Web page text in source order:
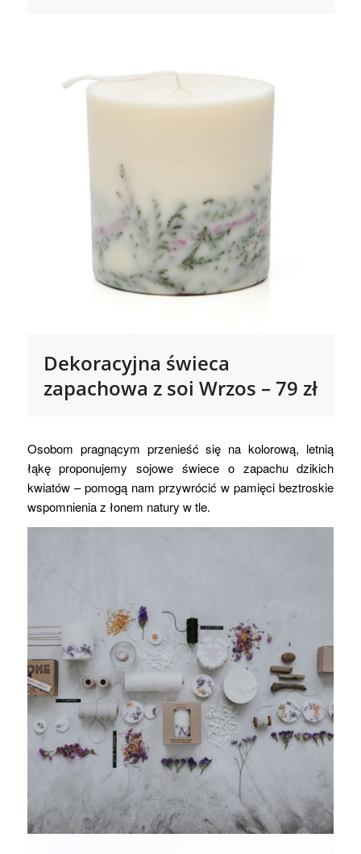
Dekoracyjna świeca
zapachowa z soi Wrzos – 79 zł
Osobom pragnącym przenieść się na kolorową, letnią
łąkę proponujemy sojowe świece o zapachu dzikich
kwiatów – pomogą nam przywrócić w pamięci beztroskie
wspomnienia z łonem natury w tle.